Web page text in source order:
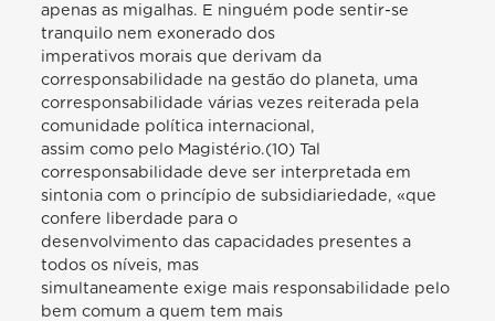
apenas as migalhas. E ninguém pode sentir-se
tranquilo nem exonerado dos
imperativos morais que derivam da
corresponsabilidade na gestão do planeta, uma
corresponsabilidade várias vezes reiterada pela
comunidade política internacional,
assim como pelo Magistério.(10) Tal
corresponsabilidade deve ser interpretada em
sintonia com o princípio de subsidiariedade, «que
confere liberdade para o
desenvolvimento das capacidades presentes a
todos os níveis, mas
simultaneamente exige mais responsabilidade pelo
bem comum a quem tem mais